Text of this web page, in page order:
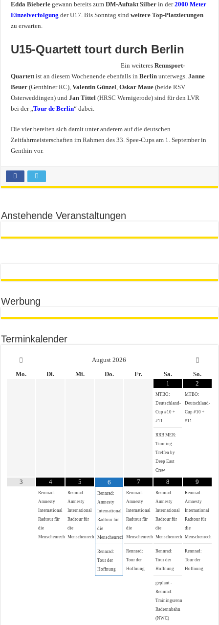
Edda Bieberle gewann bereits zumDM-Auftakt Silber in der2000 Meter
Einzelverfolgung der U17. Bis Sonntag sindweitere Top-Platzierungen
zu erwarten.
U15-Quartett tourt durch Berlin
Ein weiteresRennsport-
Quartettist an diesem Wochenende ebenfalls inBerlin unterwegs.Janne
Beuer (Genthiner RC),Valentin Günzel,Oskar Maue (beide RSV
Osterweddingen) undJan Tittel (HRSC Wernigerode) sind für den LVR
bei der „Tour de Berlin“ dabei.
Die vier bereiten sich damit unter anderem auf die deutschen
Zeitfahrmeisterschaften im Rahmen des 33. Spee-Cups am 1. September in
Genthin vor.
Anstehende Veranstaltungen
Werbung
Terminkalender
August 2026
Mo.
Di. Mi. Do. Fr. Sa.
So.
1
MTBO:
Deutschland-
Cup #10 +
#11
RRB MER:
Tunning-
Treffen by
Deep East
Crew
2
MTBO:
Deutschland-
Cup #10 +
#11
3 4
Rennrad:
Amnesty
International
Radtour für
die
Menschenrechte
5
Rennrad:
Amnesty
International
Radtour für
die
Menschenrechte
6
Rennrad:
Amnesty
International
Radtour für
die
Menschenrechte
Rennrad:
Tour der
Hoffnung
7
Rennrad:
Amnesty
International
Radtour für
die
Menschenrechte
Rennrad:
Tour der
Hoffnung
8
Rennrad:
Amnesty
International
Radtour für
die
Menschenrechte
Rennrad:
Tour der
Hoffnung
geplant -
Rennrad:
Trainingsrennen
Radrennbahn
(NWC)
9
Rennrad:
Amnesty
International
Radtour für
die
Menschenrechte
Rennrad:
Tour der
Hoffnung